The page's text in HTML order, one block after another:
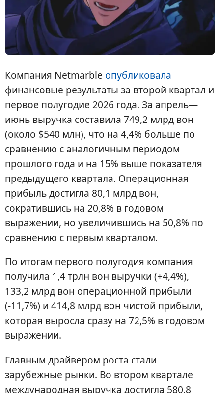
Компания Netmarble опубликовала
финансовые результаты за второй квартал и
первое полугодие 2026 года. За апрель—
июнь выручка составила 749,2 млрд вон
(около $540 млн), что на 4,4% больше по
сравнению с аналогичным периодом
прошлого года и на 15% выше показателя
предыдущего квартала. Операционная
прибыль достигла 80,1 млрд вон,
сократившись на 20,8% в годовом
выражении, но увеличившись на 50,8% по
сравнению с первым кварталом.
По итогам первого полугодия компания
получила 1,4 трлн вон выручки (+4,4%),
133,2 млрд вон операционной прибыли
(-11,7%) и 414,8 млрд вон чистой прибыли,
которая выросла сразу на 72,5% в годовом
выражении.
Главным драйвером роста стали
зарубежные рынки. Во втором квартале
международная выручка достигла 580,8